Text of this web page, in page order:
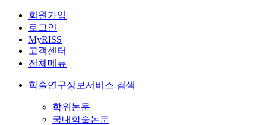
회원가입
로그인
MyRISS
고객센터
전체메뉴
학술연구정보서비스 검색
학위논문
국내학술논문